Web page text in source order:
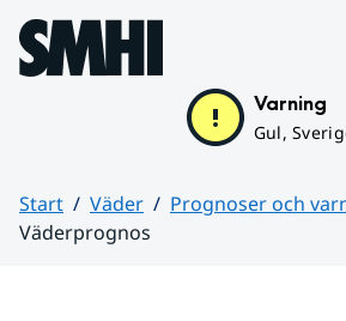
Hoppa till sidans innehåll
Varning
Gul,
Start Väder
Prognoser och
Väderprognos